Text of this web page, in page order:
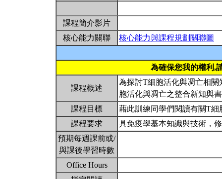
課程簡介影片
核心能力關聯
核心能力與課程規劃關聯圖
為確保您我的權利,
課程概述
為探討T細胞活化與凋亡相
胞活化與凋亡之整合新知與
課程目標
藉此訓練同學們閱讀有關T
課程要求
具免疫學基本知識與技術，
預期每週課前或/
與課後學習時數
Office Hours